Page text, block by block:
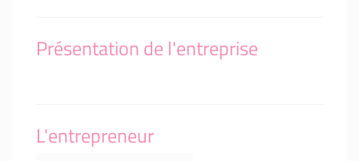
Présentation de l'entreprise
L'entrepreneur